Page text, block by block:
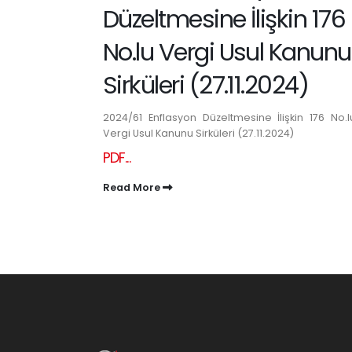
Düzeltmesine İlişkin 176
No.lu Vergi Usul Kanunu
Sirküleri (27.11.2024)
2024/61 Enflasyon Düzeltmesine İlişkin 176
Vergi Usul Kanunu Sirküleri (27.11.2024)
PDF...
Read More